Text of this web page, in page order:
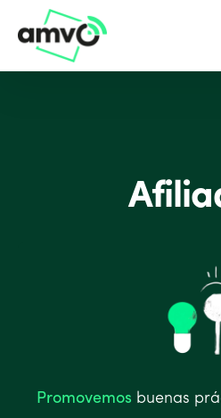
Promovemos buenas